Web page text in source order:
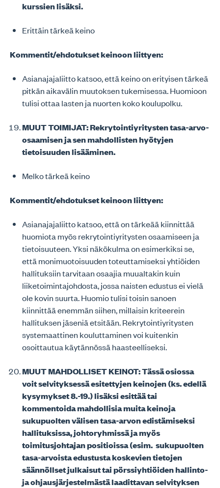
kurssien lisäksi.
Erittäin tärkeä keino
Kommentit/ehdotukset keinoon liittyen:
Asianajajaliitto katsoo, että keino on erityisen tärkeä
pitkän aikavälin muutoksen tukemisessa. Huomioon
tulisi ottaa lasten ja nuorten koko koulupolku.
MUUT TOIMIJAT: Rekrytointiyritysten tasa-arvo-
osaamisen ja sen mahdollisten hyötyjen
tietoisuuden lisääminen.
Melko tärkeä keino
Kommentit/ehdotukset keinoon liittyen:
Asianajajaliitto katsoo, että on tärkeää kiinnittää
huomiota myös rekrytointiyritysten osaamiseen ja
tietoisuuteen. Yksi näkökulma on esimerkiksi se,
että monimuotoisuuden toteuttamiseksi yhtiöiden
hallituksiin tarvitaan osaajia muualtakin kuin
liiketoimintajohdosta, jossa naisten edustus ei vielä
ole kovin suurta. Huomio tulisi toisin sanoen
kiinnittää enemmän siihen, millaisin kriteerein
hallituksen jäseniä etsitään. Rekrytointiyritysten
systemaattinen kouluttaminen voi kuitenkin
osoittautua käytännössä haasteelliseksi.
MUUT MAHDOLLISET KEINOT: Tässä osiossa
voit selvityksessä esitettyjen keinojen (ks. edellä
kysymykset 8.-19.) lisäksi esittää tai
kommentoida mahdollisia muita keinoja
sukupuolten välisen tasa-arvon edistämiseksi
hallituksissa, johtoryhmissä ja myös
toimitusjohtajan positioissa (esim. sukupuolten
tasa-arvoista edustusta koskevien tietojen
säännöllset julkaisut tai pörssiyhtiöiden hallinto-
ja ohjausjärjestelmästä laadittavan selvityksen